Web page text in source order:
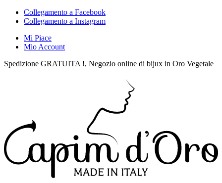
Collegamento a Facebook
Collegamento a Instagram
Mi Piace
Mio Account
Spedizione GRATUITA !, Negozio online di bijux in Oro Vegetale